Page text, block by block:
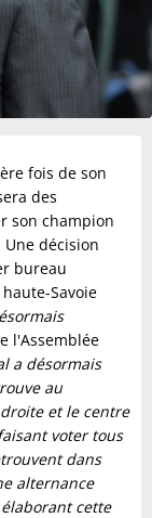
fois de son
des
son champion
décision
bureau
Savoie
l'Assemblée
a désormais
au
et le centre
voter tous
dans
alternance
cette